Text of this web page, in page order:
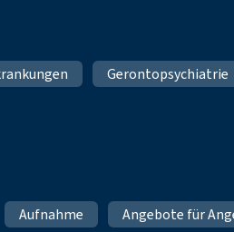
Gerontopsychiatrie
Aufnahme Angebote für